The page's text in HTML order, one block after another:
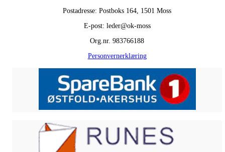
Postadresse: Postboks 164, 1501 Moss
E-post: leder@ok-moss
Org.nr. 983766188
Personvernerklæring